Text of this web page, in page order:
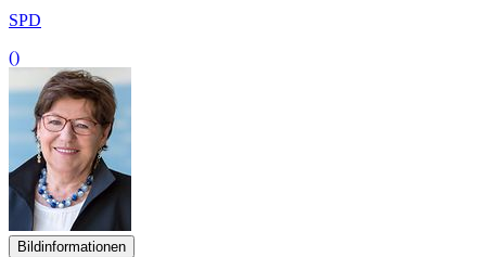
SPD
()
Bildinformationen